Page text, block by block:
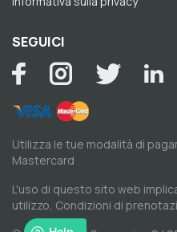
SEGUICI
Utilizza le tue modalità di
Mastercard
L'uso di questo sito web
utilizzo, Condizioni di